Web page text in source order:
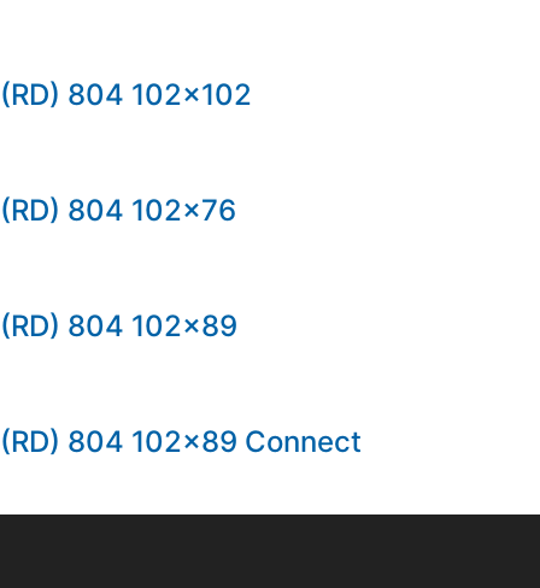
(RD) 804 102×102
(RD) 804 102×76
(RD) 804 102×89
(RD) 804 102×89 Connect